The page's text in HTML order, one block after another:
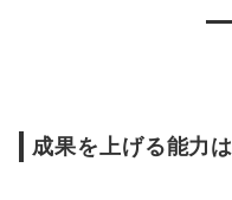
成果を上げる能力